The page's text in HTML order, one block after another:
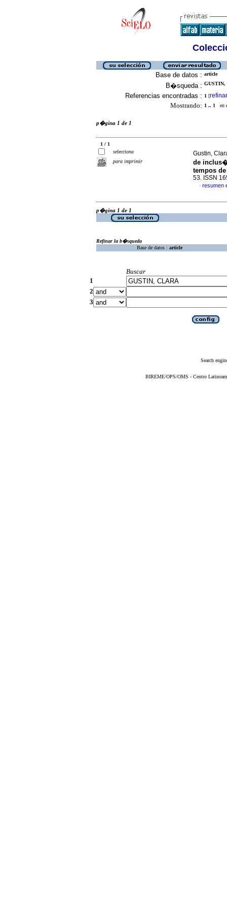
Base de datos : article
B�squeda : GUSTIN,
Referencias encontradas : 1 [refinar
Mostrando: 1 .. 1 en
p�gina 1 de 1
1 / 1
selecciona
para imprimir
Gustin,
de
tempos de
53. ISSN
· resumen
p�gina 1 de 1
Refinar la b�squeda
Base de datos : article
Buscar
1
2
3
Search
BIREME/OPS/OMS - Centro